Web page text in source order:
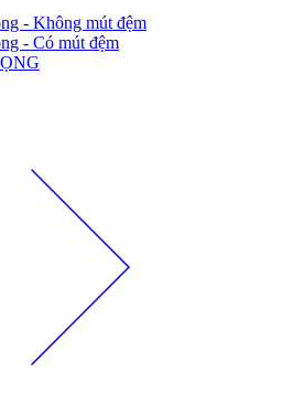
- Không mút đệm
- Có mút đệm